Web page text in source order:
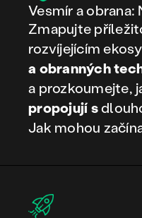
Vesmír a
Zmapujte
rozvíjejícím
a obranných
a prozkoumejte,
propojují s
Jak mohou